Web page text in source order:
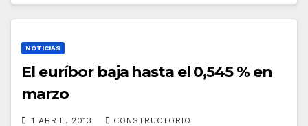
NOTICIAS
El euríbor baja hasta el 0,545 % en
marzo
1 ABRIL, 2013 CONSTRUCTORIO